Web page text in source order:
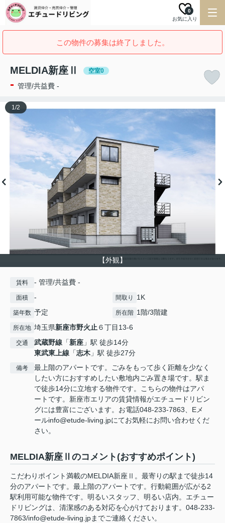
お気に入り
0
この物件の募集は終了しました。
MELDIA新座Ⅱ 空室0
- 管理/共益費 -
【外観】
1/2
賃料 - 管理/共益費 -
面積 - 間取り 1K
築年数 予定 所在階 1階/3階建
所在地 埼玉県新座市野火止６丁目13-6
交通 武蔵野線 「新座 」駅 徒歩14分
東武東上線 「志木 」駅 徒歩27分
備考
最上階のアパートです。ごみをもって歩く距離を少なく
したい方におすすめしたい敷地内ごみ置き場です。駅ま
で徒歩14分に立地する物件です。こちらの物件はアパ
ートです。新座市エリアの賃貸情報がエチュードリビン
グには豊富にございます。お電話048-233-7863、Eメ
ールinfo@etude-living.jpにてお気軽にお問い合わせくだ
さい。
MELDIA新座Ⅱのコメント(おすすめポイント)
こだわりポイント満載のMELDIA新座Ⅱ。最寄りの駅まで徒歩14
分のアパートです。最上階のアパートです。行動範囲が広がる2
駅利用可能な物件です。明るいスタッフ、明るい店内。エチュー
ドリビングは、清潔感のある対応を心がけております。048-233-
7863/info@etude-living.jpまでご連絡ください。